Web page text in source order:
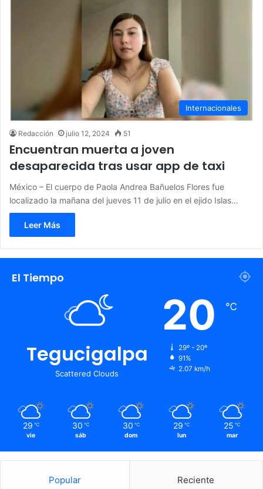
Internacionales
Redacción julio 12, 2024 51
Encuentran muerta a joven
desaparecida tras usar app de taxi
México – El cuerpo de Paola Andrea Bañuelos Flores fue
localizado la mañana del jueves 11 de julio en el ejido Islas…
Leer Más
El Tiempo
Tegucigalpa
Scattered Clouds
20 ℃
29º - 20º
91%
2.07 km/h
29 ℃
vie
30 ℃
sáb
30 ℃
dom
29 ℃
lun
25 ℃
mar
Popular Reciente